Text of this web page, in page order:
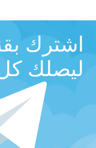
اشترك
ليصلك